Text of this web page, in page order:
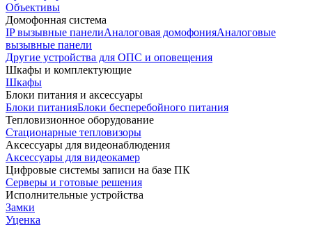
Объективы
Домофонная система
IP вызывные панелиАналоговая домофонияАналоговые
вызывные панели
Другие устройства для ОПС и оповещения
Шкафы и комплектующие
Шкафы
Блоки питания и аксессуары
Блоки питанияБлоки бесперебойного питания
Тепловизионное оборудование
Стационарные тепловизоры
Аксессуары для видеонаблюдения
Аксессуары для видеокамер
Цифровые системы записи на базе ПК
Серверы и готовые решения
Исполнительные устройства
Замки
Уценка